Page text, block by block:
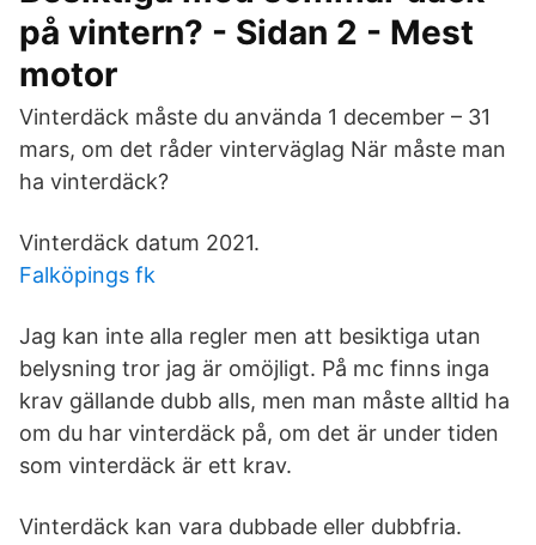
på vintern? - Sidan 2 - Mest
motor
Vinterdäck måste du använda 1 december – 31
mars, om det råder vinterväglag När måste man
ha vinterdäck?
Vinterdäck datum 2021.
Falköpings fk
Jag kan inte alla regler men att besiktiga utan
belysning tror jag är omöjligt. På mc finns inga
krav gällande dubb alls, men man måste alltid ha
om du har vinterdäck på, om det är under tiden
som vinterdäck är ett krav.
Vinterdäck kan vara dubbade eller dubbfria.